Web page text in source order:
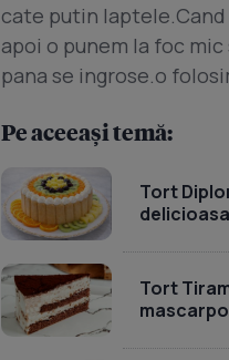
cate putin
apoi o punem la foc
pana se ingrose.o
Pe aceeași temă:
Tort
delicioasa
Tort